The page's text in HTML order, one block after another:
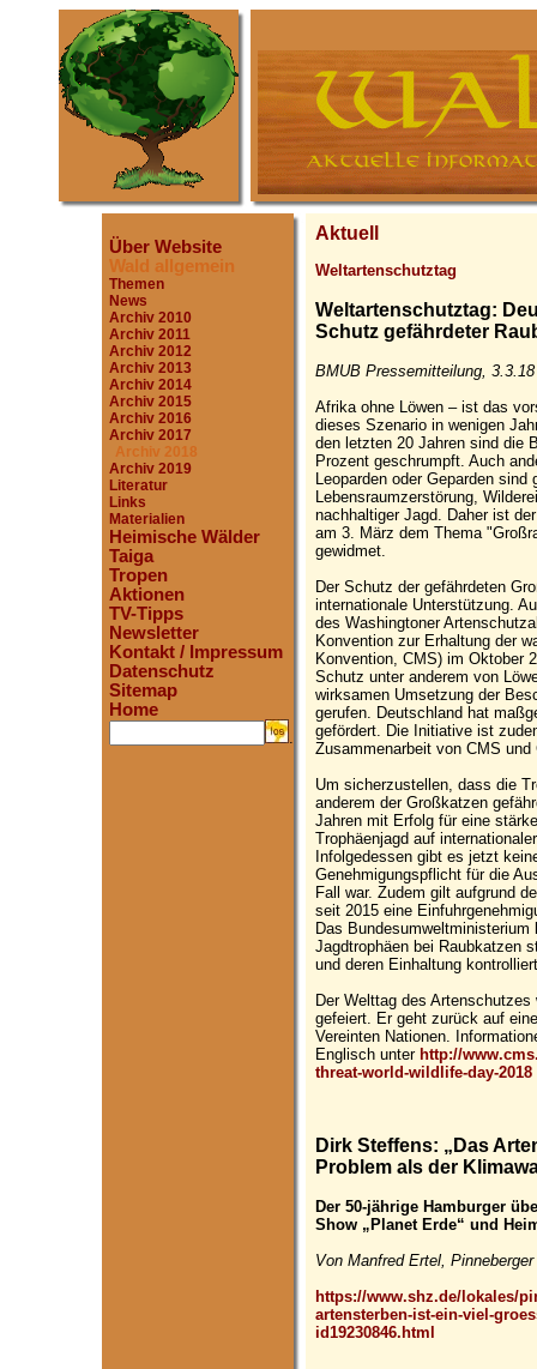
Über Website
Wald allgemein
Themen
News
Archiv 2010
Archiv 2011
Archiv 2012
Archiv 2013
Archiv 2014
Archiv 2015
Archiv 2016
Archiv 2017
Archiv 2018
Archiv 2019
Literatur
Links
Materialien
Heimische Wälder
Taiga
Tropen
Aktionen
TV-Tipps
Newsletter
Kontakt / Impressum
Datenschutz
Sitemap
Home
.
Aktuell
Weltartenschutztag
Weltartenschutztag:
Schutz gefährdeter
BMUB Pressemitteilung, 3.3.18
Afrika ohne Löwen – ist das
dieses Szenario in wenigen
den letzten 20 Jahren sind die
Prozent geschrumpft. Auch
Leoparden oder Geparden
Lebensraumzerstörung,
nachhaltiger Jagd. Daher ist
am 3. März dem Thema
gewidmet.
Der Schutz der gefährdeten
internationale Unterstützung.
des Washingtoner
Konvention zur Erhaltung der
Konvention, CMS) im Oktober
Schutz unter anderem von
wirksamen Umsetzung der
gerufen. Deutschland hat
gefördert. Die Initiative ist
Zusammenarbeit von CMS und
Um sicherzustellen, dass die
anderem der Großkatzen
Jahren mit Erfolg für eine
Trophäenjagd auf
Infolgedessen gibt es jetzt
Genehmigungspflicht für die
Fall war. Zudem gilt aufgrund
seit 2015 eine
Das
Jagdtrophäen bei Raubkatzen
und deren Einhaltung
Der Welttag des
gefeiert. Er geht zurück auf
Vereinten Nationen.
Englisch unter http://
threat-world-wildlife-day-2018
Dirk Steffens: „Das
Problem als der
Der 50-jährige Hamburger
Show „Planet Erde“ und
Von Manfred Ertel,
https://www.shz.de/lokales/
artensterben-ist-ein-viel-
id19230846.html